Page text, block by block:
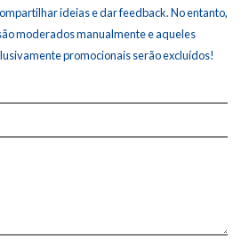
ideias e dar feedback. No entanto,
moderados manualmente e aqueles
promocionais serão excluídos!